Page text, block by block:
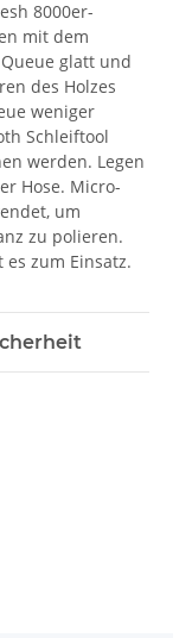
8000er-
mit dem
glatt und
des Holzes
weniger
Schleiftool
werden. Legen
Hose. Micro-
um
zu polieren.
zum Einsatz.